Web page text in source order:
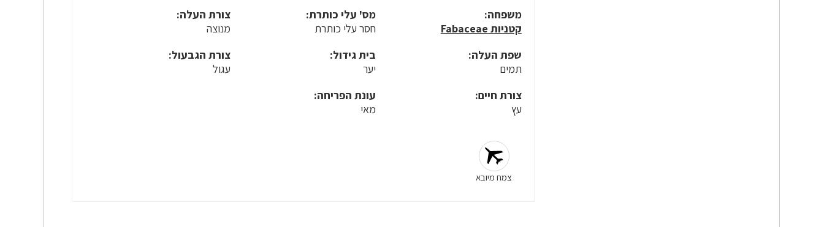
משפחה:
קטניות Fabaceae
מס' עלי כותרת:
חסר עלי כותרת
צורת העלה:
מנוצה
שפת העלה:
תמים
בית גידול:
יער
צורת הגבעול:
עגול
צורת חיים:
עץ
עונת הפריחה:
מאי
צמח מיובא